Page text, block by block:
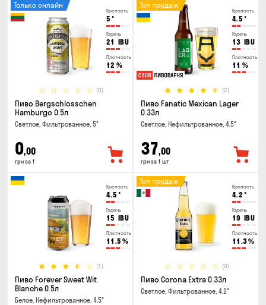
Крепость
5 °
Горечь
21 IBU
Плотность
12 %
(0)
Только онлайн
Пиво Bergschlosschen
Hamburgo 0.5л
Светлое, Фильтрованное, 5°
0,00
грн за 1
Крепость
4.5 °
Горечь
13 IBU
Плотность
11 %
(2)
Топ продаж
Пиво Fanatic Mexican Lager
0.33л
Светлое, Нефильтрованное, 4.5°
37,00
грн за 1 шт
Крепость
4.5 °
Горечь
15 IBU
Плотность
11.5 %
(1)
Пиво Forever Sweet Wit
Blanche 0.5л
Белое, Нефильтрованное, 4.5°
Крепость
4.2 °
Горечь
19 IBU
Плотность
11.3%
(0)
Топ продаж
Пиво Corona Extra 0.33л
Светлое, Фильтрованное, 4.2°